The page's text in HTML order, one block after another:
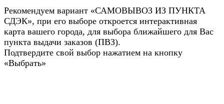
Рекомендуем вариант «САМОВЫВОЗ ИЗ ПУНКТА
СДЭК», при его выборе откроется интерактивная
карта вашего города, для выбора ближайшего для Вас
пункта выдачи заказов (ПВЗ).
Подтвердите свой выбор нажатием на кнопку
«Выбрать»